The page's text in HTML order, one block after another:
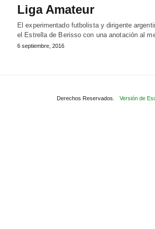
Liga Amateur
El experimentado futbolista y dirigente
el Estrella de Berisso con una anotación al
6 septiembre, 2016
Derechos Reservados. Versión de